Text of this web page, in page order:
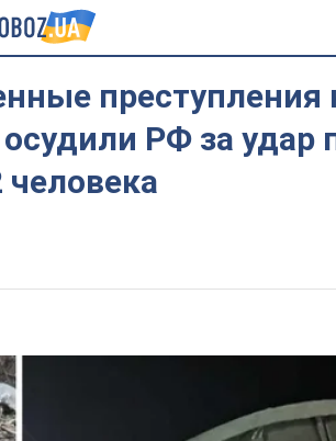
преступления
РФ за удар
человека